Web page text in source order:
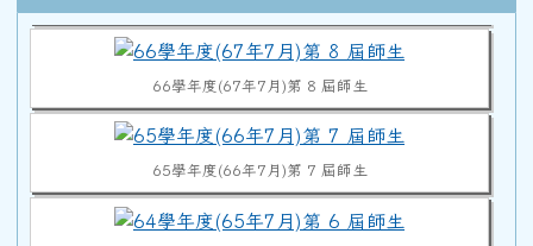
64學年度(65年7月)第 6 屆師生